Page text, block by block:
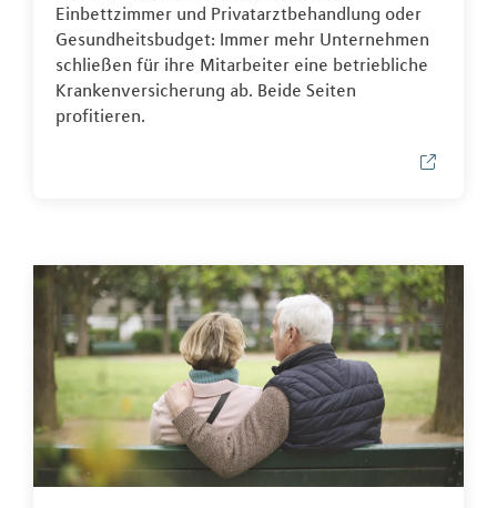
Einbettzimmer und Privatarztbehandlung oder
Gesundheitsbudget: Immer mehr Unternehmen
schließen für ihre Mitarbeiter eine betriebliche
Krankenversicherung ab. Beide Seiten
profitieren.